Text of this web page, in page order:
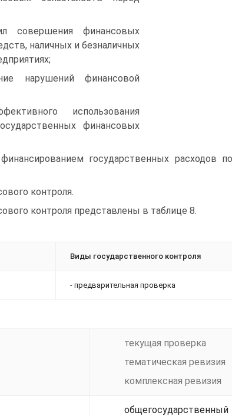
совершения финансовых
наличных и безналичных
нарушений финансовой
использования
финансовых
государственных расходов
контроля.
контроля представлены в таблице 8.
Виды государственного контроля
- предварительная проверка
текущая проверка
тематическая ревизия
комплексная ревизия
общегосударственный